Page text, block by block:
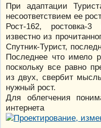
При адаптации
несоответствием ее
Рост-162,
известно из
Спутник-Турист,
Последнее что имело
поскольку все равно
из двух, свербит
нужный рост.
Для облегчения
интернета